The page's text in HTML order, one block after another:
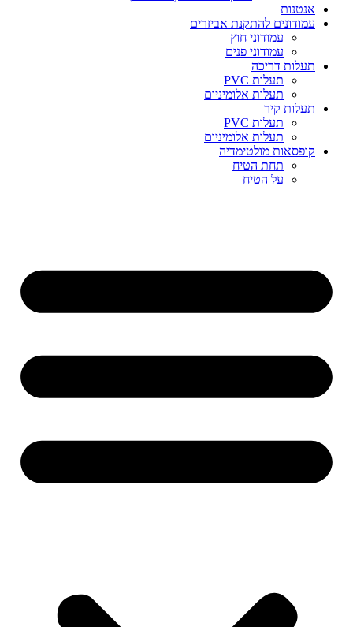
אנטנות
עמודונים להתקנת אביזרים
עמודוני חוץ
עמודוני פנים
תעלות דריכה
תעלות PVC
תעלות אלומיניום
תעלות קיר
תעלות PVC
תעלות אלומיניום
קופסאות מולטימדיה
תחת הטיח
על הטיח